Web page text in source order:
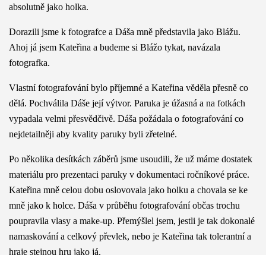
absolutně jako holka.
Dorazili jsme k fotografce a Dáša mně představila jako Blážu.
Ahoj já jsem Kateřina a budeme si Blážo tykat, navázala
fotografka.
Vlastní fotografování bylo příjemné a Kateřina věděla přesně co
dělá. Pochválila Dáše její výtvor. Paruka je úžasná a na fotkách
vypadala velmi přesvědčivě. Dáša požádala o fotografování co
nejdetailněji aby kvality paruky byli zřetelné.
Po několika desítkách záběrů jsme usoudili, že už máme dostatek
materiálu pro prezentaci paruky v dokumentaci ročníkové práce.
Kateřina mně celou dobu oslovovala jako holku a chovala se ke
mně jako k holce. Dáša v průběhu fotografování občas trochu
poupravila vlasy a make-up. Přemýšlel jsem, jestli je tak dokonalé
namaskování a celkový převlek, nebo je Kateřina tak tolerantní a
hraje stejnou hru jako já.